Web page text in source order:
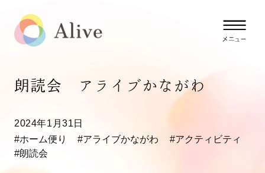
朗読会 アライブかながわ
2024年1月31日
#ホーム便り
#アライブかながわ
#アクティビティ
#朗読会